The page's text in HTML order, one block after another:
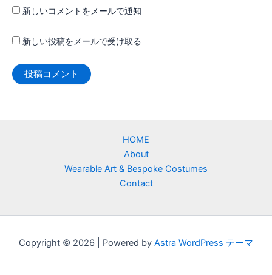
新しいコメントをメールで通知
新しい投稿をメールで受け取る
HOME
About
Wearable Art & Bespoke Costumes
Contact
Copyright © 2026 | Powered by Astra WordPress テーマ